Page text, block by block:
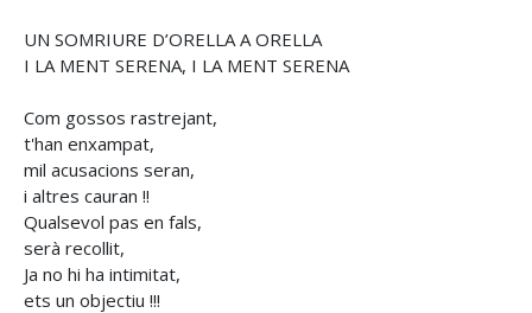
UN SOMRIURE D’ORELLA A ORELLA
I LA MENT SERENA, I LA MENT SERENA
Com gossos rastrejant,
t'han enxampat,
mil acusacions seran,
i altres cauran !!
Qualsevol pas en fals,
serà recollit,
Ja no hi ha intimitat,
ets un objectiu !!!